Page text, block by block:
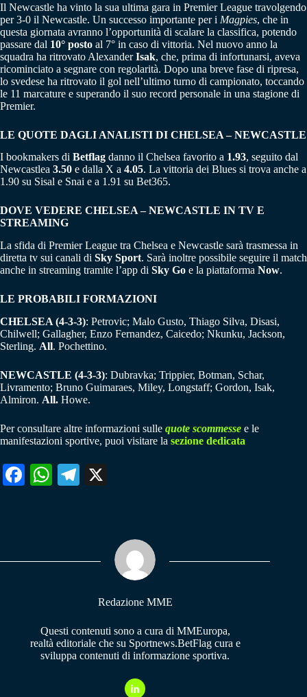
Il Newcastle ha vinto la sua ultima gara in Premier League travolgendo
per 3-0 il Newcastle. Un successo importante per i Magpies, che in
questa giornata avranno l’opportunità di scalare la classifica, potendo
passare dal 10° posto al 7° in caso di vittoria. Nel nuovo anno la
squadra ha ritrovato AlexanderIsak, che, prima di infortunarsi, aveva
ricominciato a segnare con regolarità. Dopo una breve fase di ripresa,
lo svedese ha ritrovato il gol nell’ultimo turno di campionato, toccando
le 11 marcature e superando il suo record personale in una stagione di
Premier.
LE QUOTE DAGLI ANALISTI DI CHELSEA – NEWCASTLE
I bookmakers di Betflag danno il Chelsea favorito a 1.93, seguito dal
Newcastlea 3.50 e dalla X a 4.05. La vittoria dei Blues si trova anche a
1.90 su Sisal e Snai e a 1.91 su Bet365.
DOVE VEDERE CHELSEA – NEWCASTLE IN TV E
STREAMING
La sfida di Premier League tra Chelsea e Newcastle sarà trasmessa in
diretta tv sui canali di Sky Sport. Sarà inoltre possibile seguire il match
anche in streaming tramite l’app di Sky Go e la piattaforma Now.
LE PROBABILI FORMAZIONI
CHELSEA (4-3-3): Petrovic; Malo Gusto, Thiago Silva, Disasi,
Chilwell; Gallagher, Enzo Fernandez, Caicedo; Nkunku, Jackson,
Sterling. All. Pochettino.
NEWCASTLE (4-3-3): Dubravka; Trippier, Botman, Schar,
Livramento; Bruno Guimaraes, Miley, Longstaff; Gordon, Isak,
Almiron. All. Howe.
Per consultare altre informazioni sulle quote scommesse e le
manifestazioni sportive, puoi visitare la sezione dedicata
Fa W
pp
Te
m
Redazione MME
Questi contenuti sono a cura di MMEuropa,
realtà editoriale che su Sportnews.BetFlag cura e
sviluppa contenuti di informazione sportiva.